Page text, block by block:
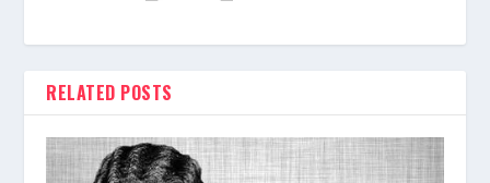
RELATED POSTS